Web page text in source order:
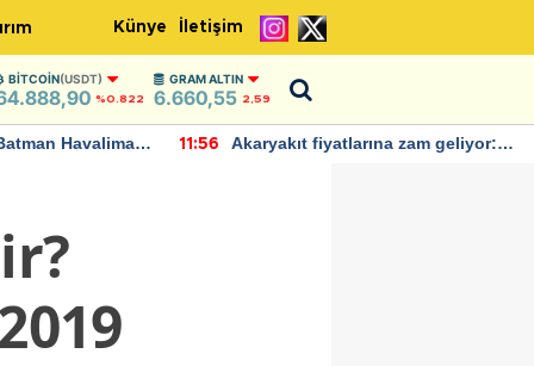
Künye İletişim
BITCOIN(USDT)
%0.822
GRAM ALTIN
6.660,55 2,59
Havalimanı
11:56
Akaryakıt fiyatlarına zam geliyor: